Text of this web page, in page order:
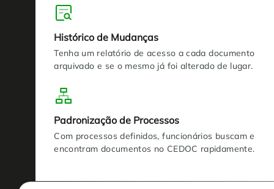
Histórico de Mudanças
Tenha um relatório de acesso a cada documento
arquivado e se o mesmo já foi alterado de lugar.
Padronização de Processos
Com processos definidos, funcionários buscam e
encontram documentos no CEDOC rapidamente.